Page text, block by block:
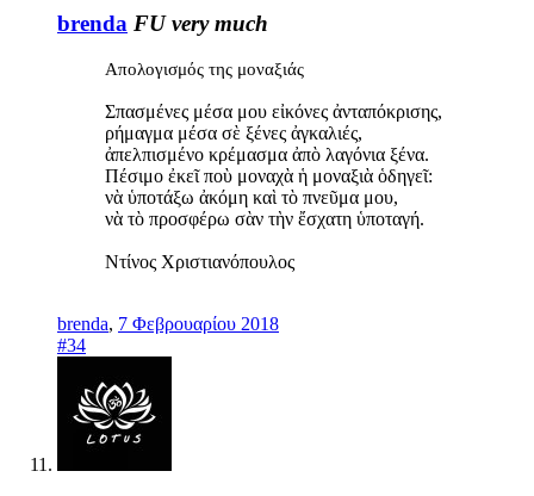
brenda FU very much
Απολογισμός της μοναξιάς
Σπασμένες μέσα μου εἰκόνες ἀνταπόκρισης,
ρήμαγμα μέσα σὲ ξένες ἀγκαλιές,
ἀπελπισμένο κρέμασμα ἀπὸ λαγόνια ξένα.
Πέσιμο ἐκεῖ ποὺ μοναχὰ ἡ μοναξιὰ ὁδηγεῖ:
νὰ ὑποτάξω ἀκόμη καὶ τὸ πνεῦμα μου,
νὰ τὸ προσφέρω σὰν τὴν ἔσχατη ὑποταγή.
Ντίνος Χριστιανόπουλος
brenda, 7 Φεβρουαρίου 2018
#34